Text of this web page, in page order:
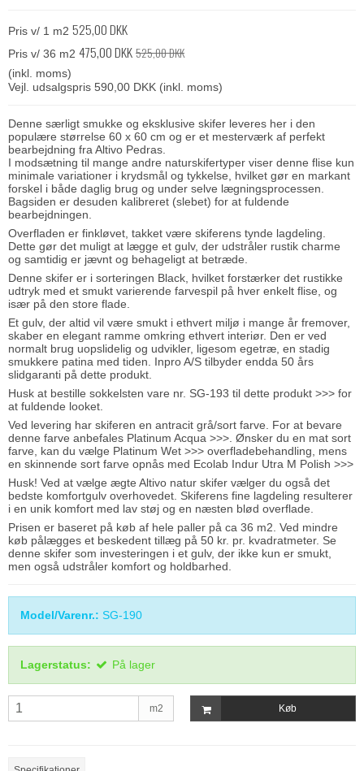
Pris v/ 1 m2 525,00 DKK
Pris v/ 36 m2 475,00 DKK525,00 DKK
(inkl. moms)
Vejl. udsalgspris 590,00 DKK (inkl. moms)
Denne særligt smukke og eksklusive skifer leveres her i den
populære størrelse 60 x 60 cm og er et mesterværk af perfekt
bearbejdning fra Altivo Pedras.
I modsætning til mange andre naturskifertyper viser denne flise kun
minimale variationer i krydsmål og tykkelse, hvilket gør en markant
forskel i både daglig brug og under selve lægningsprocessen.
Bagsiden er desuden kalibreret (slebet) for at fuldende
bearbejdningen.
Overfladen er finkløvet, takket være skiferens tynde lagdeling.
Dette gør det muligt at lægge et gulv, der udstråler rustik charme
og samtidig er jævnt og behageligt at betræde.
Denne skifer er i sorteringen Black, hvilket forstærker det rustikke
udtryk med et smukt varierende farvespil på hver enkelt flise, og
især på den store flade.
Et gulv, der altid vil være smukt i ethvert miljø i mange år fremover,
skaber en elegant ramme omkring ethvert interiør. Den er ved
normalt brug uopslidelig og udvikler, ligesom egetræ, en stadig
smukkere patina med tiden. Inpro A/S tilbyder endda 50 års
slidgaranti på dette produkt.
Husk at bestille sokkelsten vare nr. SG-193 til dette produkt >>> for
at fuldende looket.
Ved levering har skiferen en antracit grå/sort farve. For at bevare
denne farve anbefales Platinum Acqua >>> . Ønsker du en mat sort
farve, kan du vælge Platinum Wet >>> overfladebehandling, mens
en skinnende sort farve opnås med Ecolab Indur Utra M Polish >>>
Husk! Ved at vælge ægte Altivo natur skifer vælger du også det
bedste komfortgulv overhovedet. Skiferens fine lagdeling resulterer
i en unik komfort med lav støj og en næsten blød overflade.
Prisen er baseret på køb af hele paller på ca 36 m2. Ved mindre
køb pålægges et beskedent tillæg på 50 kr. pr. kvadratmeter. Se
denne skifer som investeringen i et gulv, der ikke kun er smukt,
men også udstråler komfort og holdbarhed.
Model/Varenr.: SG-190
Lagerstatus: På lager
m2 Køb